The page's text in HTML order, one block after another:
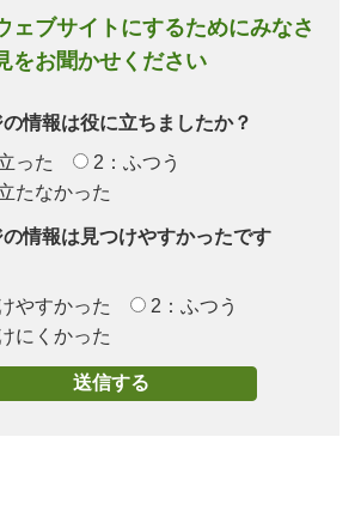
ェブサイトにするためにみなさ
をお聞かせください
情報は役に立ちましたか？
った
2：ふつう
たなかった
の情報は見つけやすかったです
やすかった
2：ふつう
にくかった